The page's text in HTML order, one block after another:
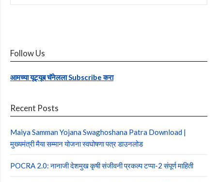
Follow Us
आमच्या यूट्यूब चॅनेलला Subscribe करा
Recent Posts
Maiya Samman Yojana Swaghoshana Patra Download |
मुख्यमंत्री मैया सम्मान योजना स्वघोषणा पत्र डाउनलोड
POCRA 2.0: नानाजी देशमुख कृषी संजीवनी प्रकल्प टप्पा-2 संपूर्ण माहिती